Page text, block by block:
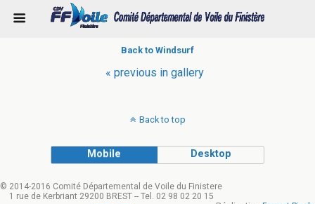
Back to Windsurf
« previous in gallery
Back to top
Mobile Desktop
© 2014-2016 Comité Départemental de Voile du Finistere
1 rue de Kerbriant 29200 BREST -- Tel. 02 98 02 20 15